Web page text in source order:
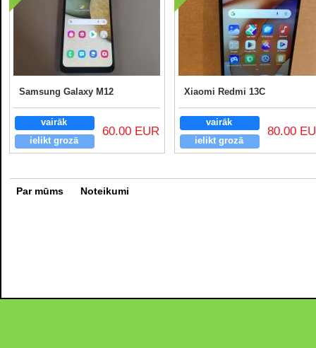
Samsung Galaxy M12
vairāk
ielikt grozā
60.00 EUR
Xiaomi Redmi 13C
vairāk
ielikt grozā
80.00
Par mūms Noteikumi